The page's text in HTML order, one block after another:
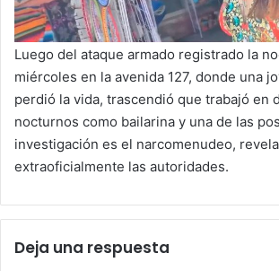
Luego del ataque armado registrado la
miércoles en la avenida 127, donde una
perdió la vida, trascendió que trabajó en
nocturnos como bailarina y una de las
investigación es el narcomenudeo,
extraoficialmente las autoridades.
Deja una respuesta